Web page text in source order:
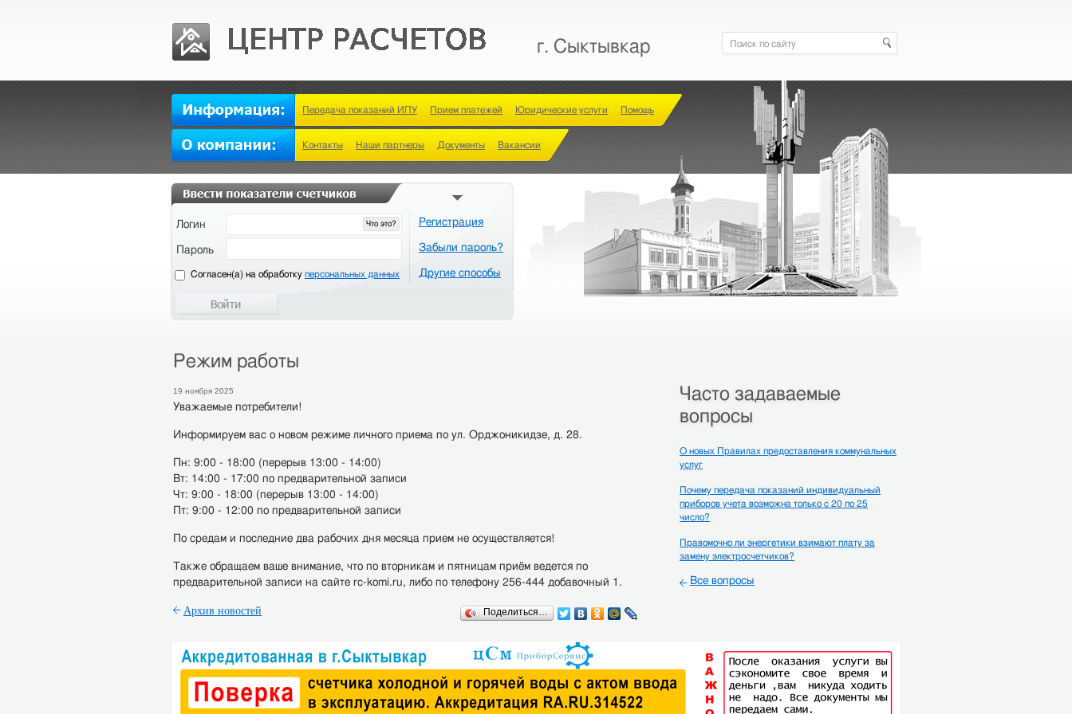
г. Сыктывкар
Контакты Наши партнеры Документы Вакансии
Передача показаний ИПУ Прием платежей Юридические услуги Помощь
Что это?
Логин Регистрация
Забыли пароль?
Другие способы
Пароль
Cогласен(а) на обработку персональных данных
Режим работы
19 ноября 2025
Уважаемые потребители!
Информируем вас о новом режиме личного приема по ул. Орджоникидзе, д. 28.
Пн: 9:00 - 18:00 (перерыв 13:00 - 14:00)
Вт: 14:00 - 17:00 по предварительной записи
Чт: 9:00 - 18:00 (перерыв 13:00 - 14:00)
Пт: 9:00 - 12:00 по предварительной записи
По средам и последние два рабочих дня месяца прием не осуществляется!
Также обращаем ваше внимание, что по вторникам и пятницам приём ведется по
предварительной записи на сайте rc-komi.ru, либо по телефону 256-444 добавочный 1.
Архив новостей Поделиться…
Часто задаваемые
вопросы
О новых Правилах предоставления коммунальных
услуг
Почему передача показаний индивидуальный
приборов учета возможна только с 20 по 25
число?
Правомочно ли энергетики взимают плату за
замену электросчетчиков?
Все вопросы